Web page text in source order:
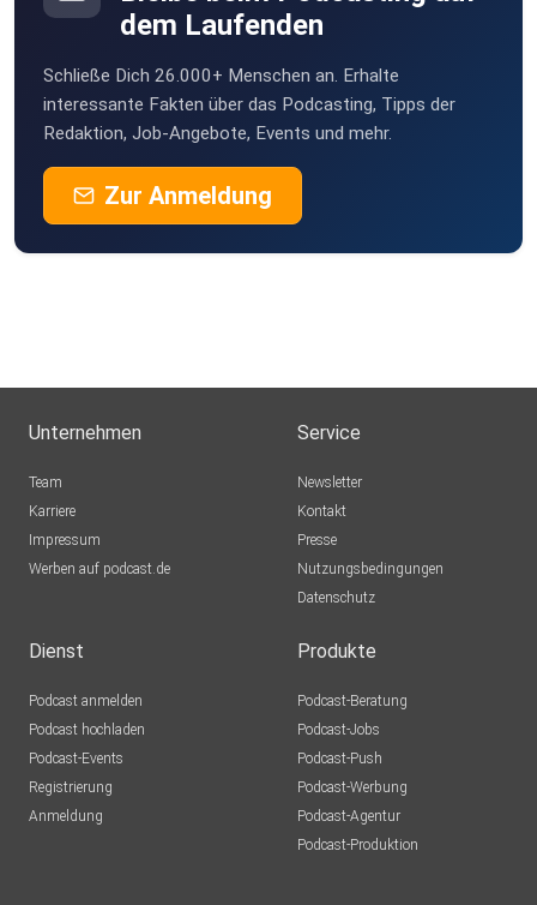
dem Laufenden
Schließe Dich 26.000+ Menschen an. Erhalte
interessante Fakten über das Podcasting, Tipps der
Redaktion, Job-Angebote, Events und mehr.
Zur Anmeldung
Unternehmen
Team
Karriere
Impressum
Werben auf podcast.de
Service
Newsletter
Kontakt
Presse
Nutzungsbedingungen
Datenschutz
Dienst
Podcast anmelden
Podcast hochladen
Podcast-Events
Registrierung
Anmeldung
Produkte
Podcast-Beratung
Podcast-Jobs
Podcast-Push
Podcast-Werbung
Podcast-Agentur
Podcast-Produktion